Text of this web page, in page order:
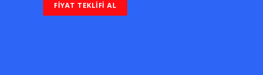
FİYAT TEKLİFİ AL